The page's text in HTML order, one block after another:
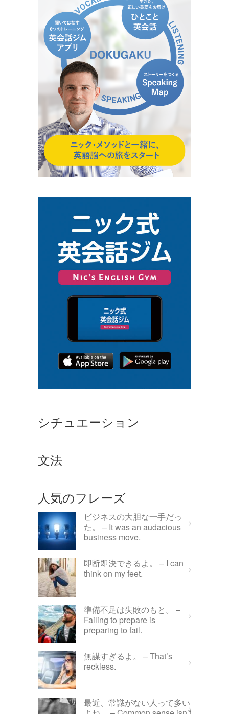
シチュエーション
文法
人気のフレーズ
ビジネスの大胆な一手だっ
た。 – It was an audacious
business move.
即断即決できるよ。 – I can
think on my feet.
準備不足は失敗のもと。 –
Failing to prepare is
preparing to fail.
無謀すぎるよ。 – That’s
reckless.
最近、常識がない人って多い